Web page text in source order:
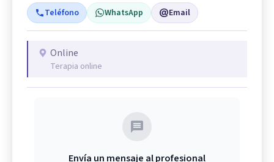
Teléfono WhatsApp Email
Online
Terapia online
Envía un mensaje al profesional